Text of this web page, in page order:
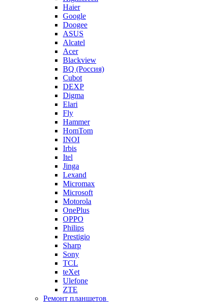
Haier
Google
Doogee
ASUS
Alcatel
Acer
Blackview
BQ (Россия)
Cubot
DEXP
Digma
Elari
Fly
Hammer
HomTom
INOI
Irbis
Itel
Jinga
Lexand
Micromax
Microsoft
Motorola
OnePlus
OPPO
Philips
Prestigio
Sharp
Sony
TCL
teXet
Ulefone
ZTE
Ремонт планшетов